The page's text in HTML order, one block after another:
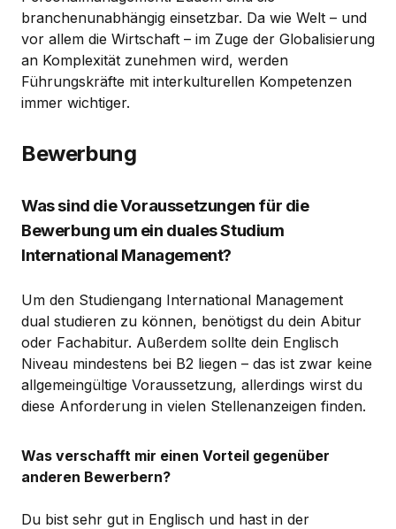
branchenunabhängig einsetzbar. Da wie Welt – und
vor allem die Wirtschaft – im Zuge der Globalisierung
an Komplexität zunehmen wird, werden
Führungskräfte mit interkulturellen Kompetenzen
immer wichtiger.
Bewerbung
Was sind die Voraussetzungen für die
Bewerbung um ein duales Studium
International Management?
Um den Studiengang International Management
dual studieren zu können, benötigst du dein Abitur
oder Fachabitur. Außerdem sollte dein Englisch
Niveau mindestens bei B2 liegen – das ist zwar keine
allgemeingültige Voraussetzung, allerdings wirst du
diese Anforderung in vielen Stellenanzeigen finden.
Was verschafft mir einen Vorteil gegenüber
anderen Bewerbern?
Du bist sehr gut in Englisch und hast in der